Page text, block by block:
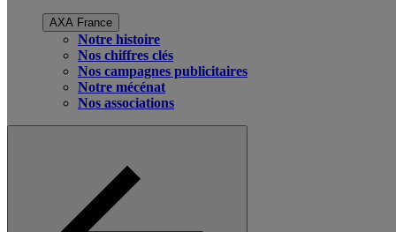
AXA France
Notre histoire
Nos chiffres clés
Nos campagnes publicitaires
Notre mécénat
Nos associations